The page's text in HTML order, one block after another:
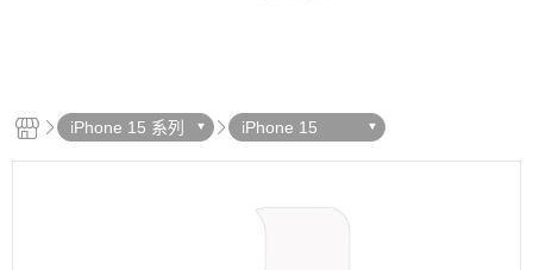
iPhone 15 系列 iPhone 15